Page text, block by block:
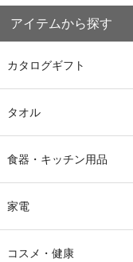
アイテムから探す
カタログギフト
タオル
食器・キッチン用品
家電
コスメ・健康